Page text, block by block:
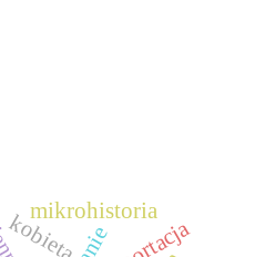
mikrohistoria
kobieta